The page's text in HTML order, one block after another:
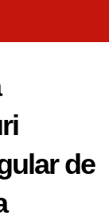
de